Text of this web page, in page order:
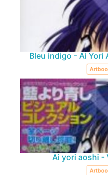
Bleu indigo - Ai Yori
Ai yori aoshi -